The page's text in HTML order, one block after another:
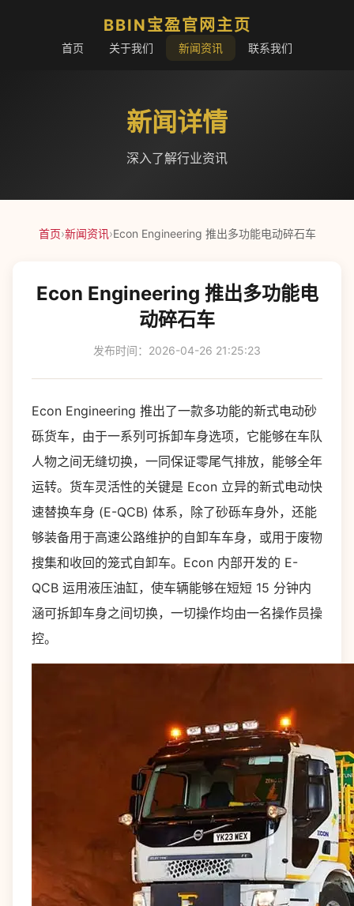
BBIN宝盈官网主页
首页 关于我们 新闻资讯 联系我们
新闻详情
深入了解行业资讯
首页›新闻资讯›Econ Engineering 推出多功能电动碎石车
Econ Engineering 推出多功能电
动碎石车
发布时间：2026-04-26 21:25:23
Econ Engineering 推出了一款多功能的新式电动砂
砾货车，由于一系列可拆卸车身选项，它能够在车队
人物之间无缝切换，一同保证零尾气排放，能够全年
运转。货车灵活性的关键是 Econ 立异的新式电动快
速替换车身 (E-QCB) 体系，除了砂砾车身外，还能
够装备用于高速公路维护的自卸车车身，或用于废物
搜集和收回的笼式自卸车。Econ 内部开发的 E-
QCB 运用液压油缸，使车辆能够在短短 15 分钟内
涵可拆卸车身之间切换，一切操作均由一名操作员操
控。